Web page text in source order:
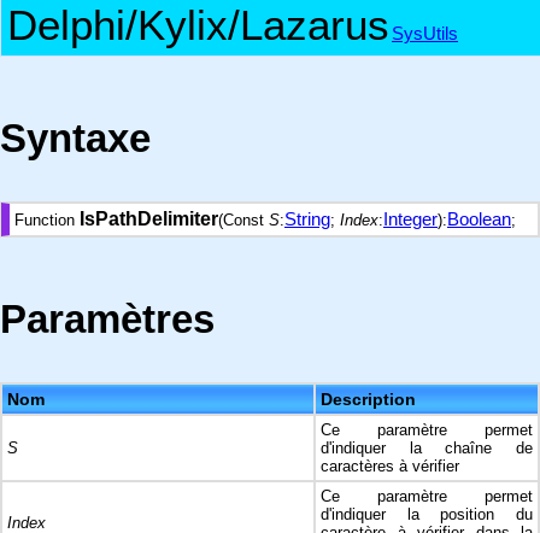
Delphi/Kylix/Lazarus SysUtils
Syntaxe
Function IsPathDelimiter(Const S:String; Index:Integer):Boolean;
Paramètres
Nom Description
S
Ce paramètre permet
d'indiquer la chaîne de
caractères à vérifier
Index
Ce paramètre permet
d'indiquer la position du